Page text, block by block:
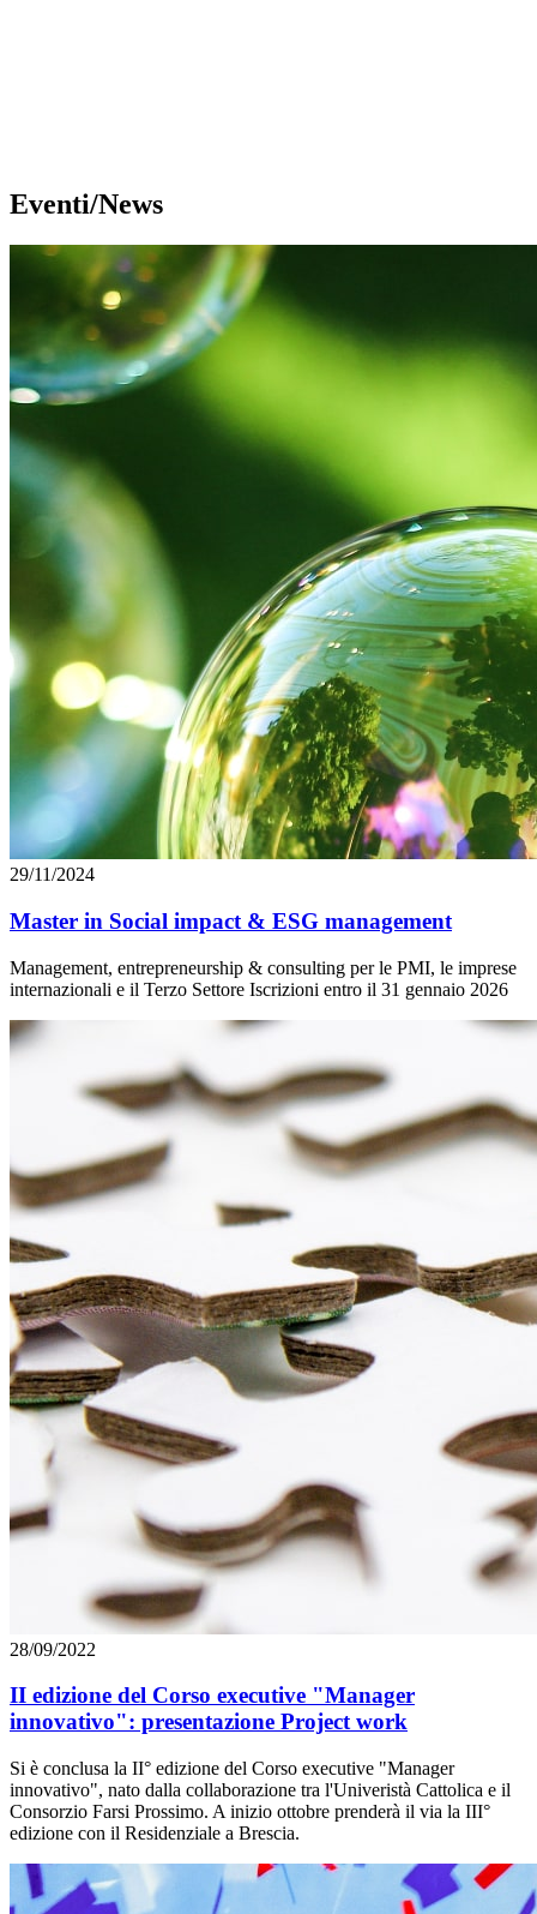
Eventi/News
29/11/2024
Master in Social impact & ESG management
Management, entrepreneurship & consulting per le PMI, le imprese
internazionali e il Terzo Settore Iscrizioni entro il 31 gennaio 2026
28/09/2022
II edizione del Corso executive "Manager
innovativo": presentazione Project work
Si è conclusa la II° edizione del Corso executive "Manager
innovativo", nato dalla collaborazione tra l'Univeristà Cattolica e il
Consorzio Farsi Prossimo. A inizio ottobre prenderà il via la III°
edizione con il Residenziale a Brescia.